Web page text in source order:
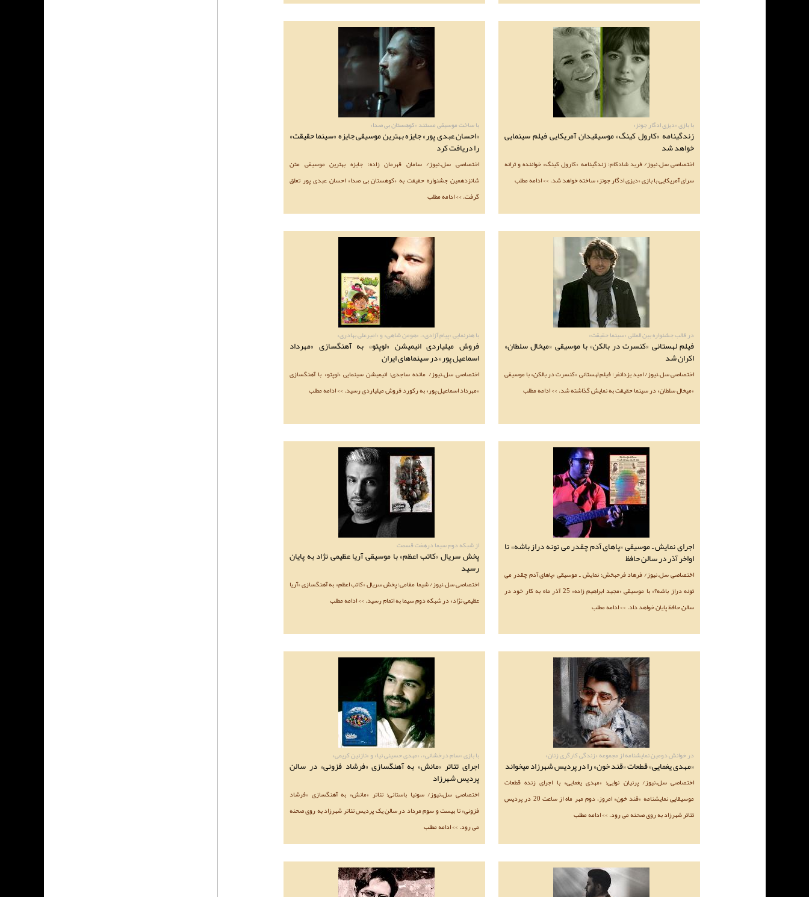
با بازی «دیزی ادگار جونز»
زندگینامه «کارول کینگ» موسیقیدان آمریکایی فیلم سینمایی
خواهد شد
اختصاصی سل.نیوز/ فرید شادکام: زندگینامه «کارول کینگ» خواننده و ترانه
سرای آمریکایی با بازی «دیزی ادگار جونز» ساخته خواهد شد. >> ادامه مطلب
با ساخت موسیقی مستند «کوهستان بی صدا»
«احسان عبدی پور» جایزه بهترین موسیقی جایزه «سینما حقیقت»
را دریافت کرد
اختصاصی سل.نیوز/ سامان قهرمان زاده: جایزه بهترین موسیقی متن
شانزدهمین جشنواره حقیقت به «کوهستان بی‌ صدا» احسان عبدی‌ پور تعلق
گرفت. >> ادامه مطلب
در قالب جشنواره بین المللی «سینما حقیقت»
فیلم لهستانی «کنسرت در بالکن» با موسیقی «میخال سلطان»
اکران شد
اختصاصی سل.نیوز/ امید یزدانفر: فیلم لهستانی «کنسرت در بالکن» با موسیقی
«میخال سلطان» در سینما حقیقت به نمایش گذاشته شد. >> ادامه مطلب
با هنرنمایی «پیام آزادی»، «هومن شاهی» و «امیرعلی بهادری»
فروش میلیاردی انیمیشن «لوپتو» به آهنگسازی «مهرداد
اسماعیل پور» در سینماهای ایران
اختصاصی سل.نیوز/ مائده ساجدی: انیمیشن سینمایی «لوپتو» با آهنگسازی
«مهرداد اسماعیل پور» به رکورد فروش میلیاردی رسید. >> ادامه مطلب
اجرای نمایش ـ موسیقی «پاهای آدم چقدر می تونه دراز باشه» تا
اواخر آذر در سالن حافظ
اختصاصی سل.نیوز/ فرهاد فرحبخش: نمایش ـ موسیقی «پاهای آدم چقدر می
تونه دراز باشه؟» با موسیقی «مجید ابراهیم زاده» 25 آذر ماه به کار خود در
سالن حافظ پایان خواهد داد. >> ادامه مطلب
از شبکه دوم سیما درهفت قسمت
پخش سریال «کاتب اعظم» با موسیقی آریا عظیمی نژاد به پایان
رسید
اختصاصی سل.نیوز/ شیما مقامی: پخش سریال «کاتب اعظم» به آهنگسازی «آریا
عظیمی نژاد» در شبکه دوم سیما به اتمام رسید. >> ادامه مطلب
در خوانش دومین نمایشنامه از مجموعه «زندگی کارگری زنان»
«مهدی یغمایی» قطعات «قند خون» را در پردیس شهرزاد میخواند
اختصاصی سل.نیوز/ پرنیان نوایی: «مهدی یغمایی» با اجرای زنده قطعات
موسیقایی نمایشنامه «قند خون» امروز، دوم مهر ماه از ساعت 20 در پردیس
تئاتر شهرزاد به روی صحنه می رود. >> ادامه مطلب
با بازی «سام درخشانی»، «مهدی حسینی نیا» و «نازنین کریمی»
اجرای تئاتر «مانش» به آهنگسازی «فرشاد فزونی» در سالن
پردیس شهرزاد
اختصاصی سل.نیوز/ سونیا باستانی: تئاتر «مانش» به آهنگسازی «فرشاد
فزونی» تا بیست و سوم مرداد در سالن یک پردیس تئاتر شهرزاد به روی صحنه
می رود. >> ادامه مطلب